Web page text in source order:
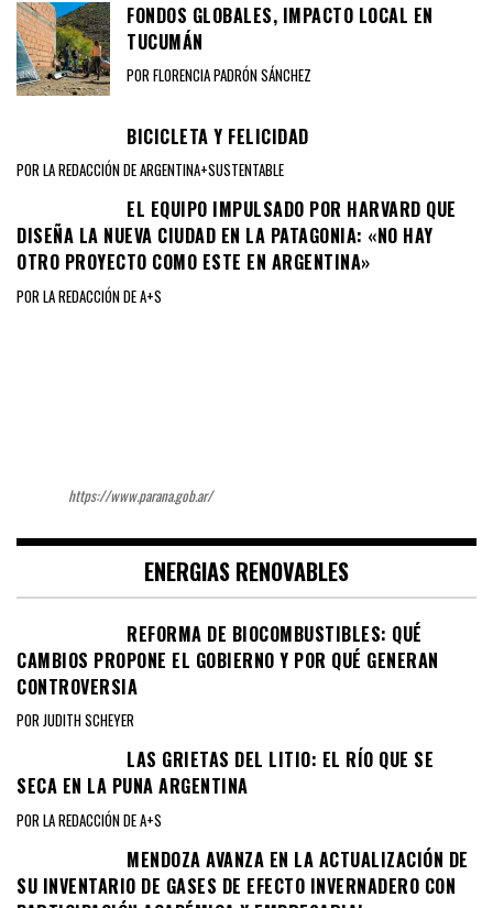
FONDOS GLOBALES, IMPACTO LOCAL EN
TUCUMÁN
POR FLORENCIA PADRÓN SÁNCHEZ
BICICLETA Y FELICIDAD
POR LA REDACCIÓN DE ARGENTINA+SUSTENTABLE
EL EQUIPO IMPULSADO POR HARVARD QUE
DISEÑA LA NUEVA CIUDAD EN LA PATAGONIA: «NO HAY
OTRO PROYECTO COMO ESTE EN ARGENTINA»
POR LA REDACCIÓN DE A+S
https://www.parana.gob.ar/
ENERGIAS RENOVABLES
REFORMA DE BIOCOMBUSTIBLES: QUÉ
CAMBIOS PROPONE EL GOBIERNO Y POR QUÉ GENERAN
CONTROVERSIA
POR JUDITH SCHEYER
LAS GRIETAS DEL LITIO: EL RÍO QUE SE
SECA EN LA PUNA ARGENTINA
POR LA REDACCIÓN DE A+S
MENDOZA AVANZA EN LA ACTUALIZACIÓN DE
SU INVENTARIO DE GASES DE EFECTO INVERNADERO CON